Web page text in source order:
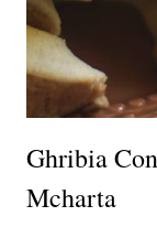
Ghribia
Mcharta